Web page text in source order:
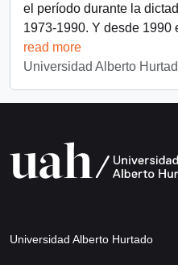
el período durante la
1973-1990. Y desde 1990
read more
Universidad Alberto
Universidad Alberto Hurtado